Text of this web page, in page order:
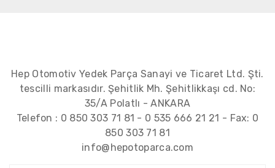
Hep Otomotiv Yedek Parça Sanayi ve Ticaret Ltd. Şti.
tescilli markasıdır. Şehitlik Mh. Şehitlikkaşı cd. No:
35/A Polatlı - ANKARA
Telefon : 0 850 303 71 81 - 0 535 666 21 21 - Fax: 0
850 303 71 81
info@hepotoparca.com